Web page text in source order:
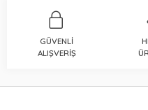
GÜVENLI
ALIŞVERIŞ